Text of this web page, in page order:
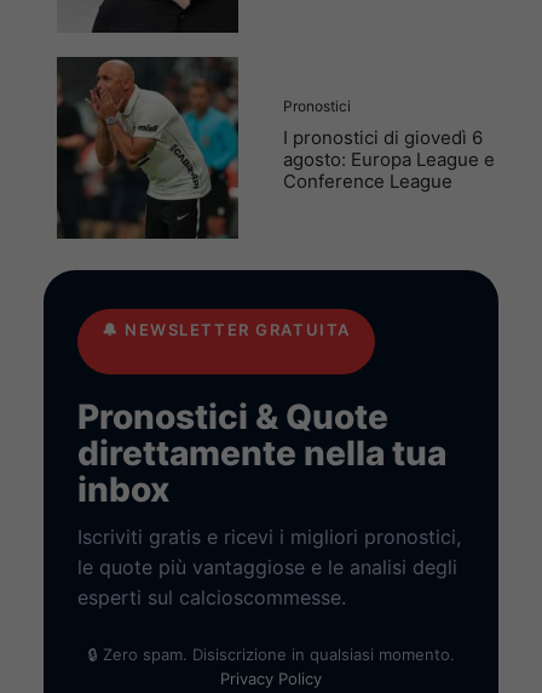
Pronostici
I pronostici di giovedì 6
agosto: Europa League e
Conference League
🔔 NEWSLETTER GRATUITA
Pronostici & Quote
direttamente nella tua
inbox
Iscriviti gratis e ricevi i migliori pronostici,
le quote più vantaggiose e le analisi degli
esperti sul calcioscommesse.
🔒 Zero spam. Disiscrizione in qualsiasi momento.
Privacy Policy